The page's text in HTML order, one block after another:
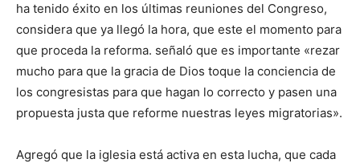
ha tenido éxito en los últimas reuniones del Congreso,
considera que ya llegó la hora, que este el momento para
que proceda la reforma. señaló que es importante «rezar
mucho para que la gracia de Dios toque la conciencia de
los congresistas para que hagan lo correcto y pasen una
propuesta justa que reforme nuestras leyes migratorias».
Agregó que la iglesia está activa en esta lucha, que cada